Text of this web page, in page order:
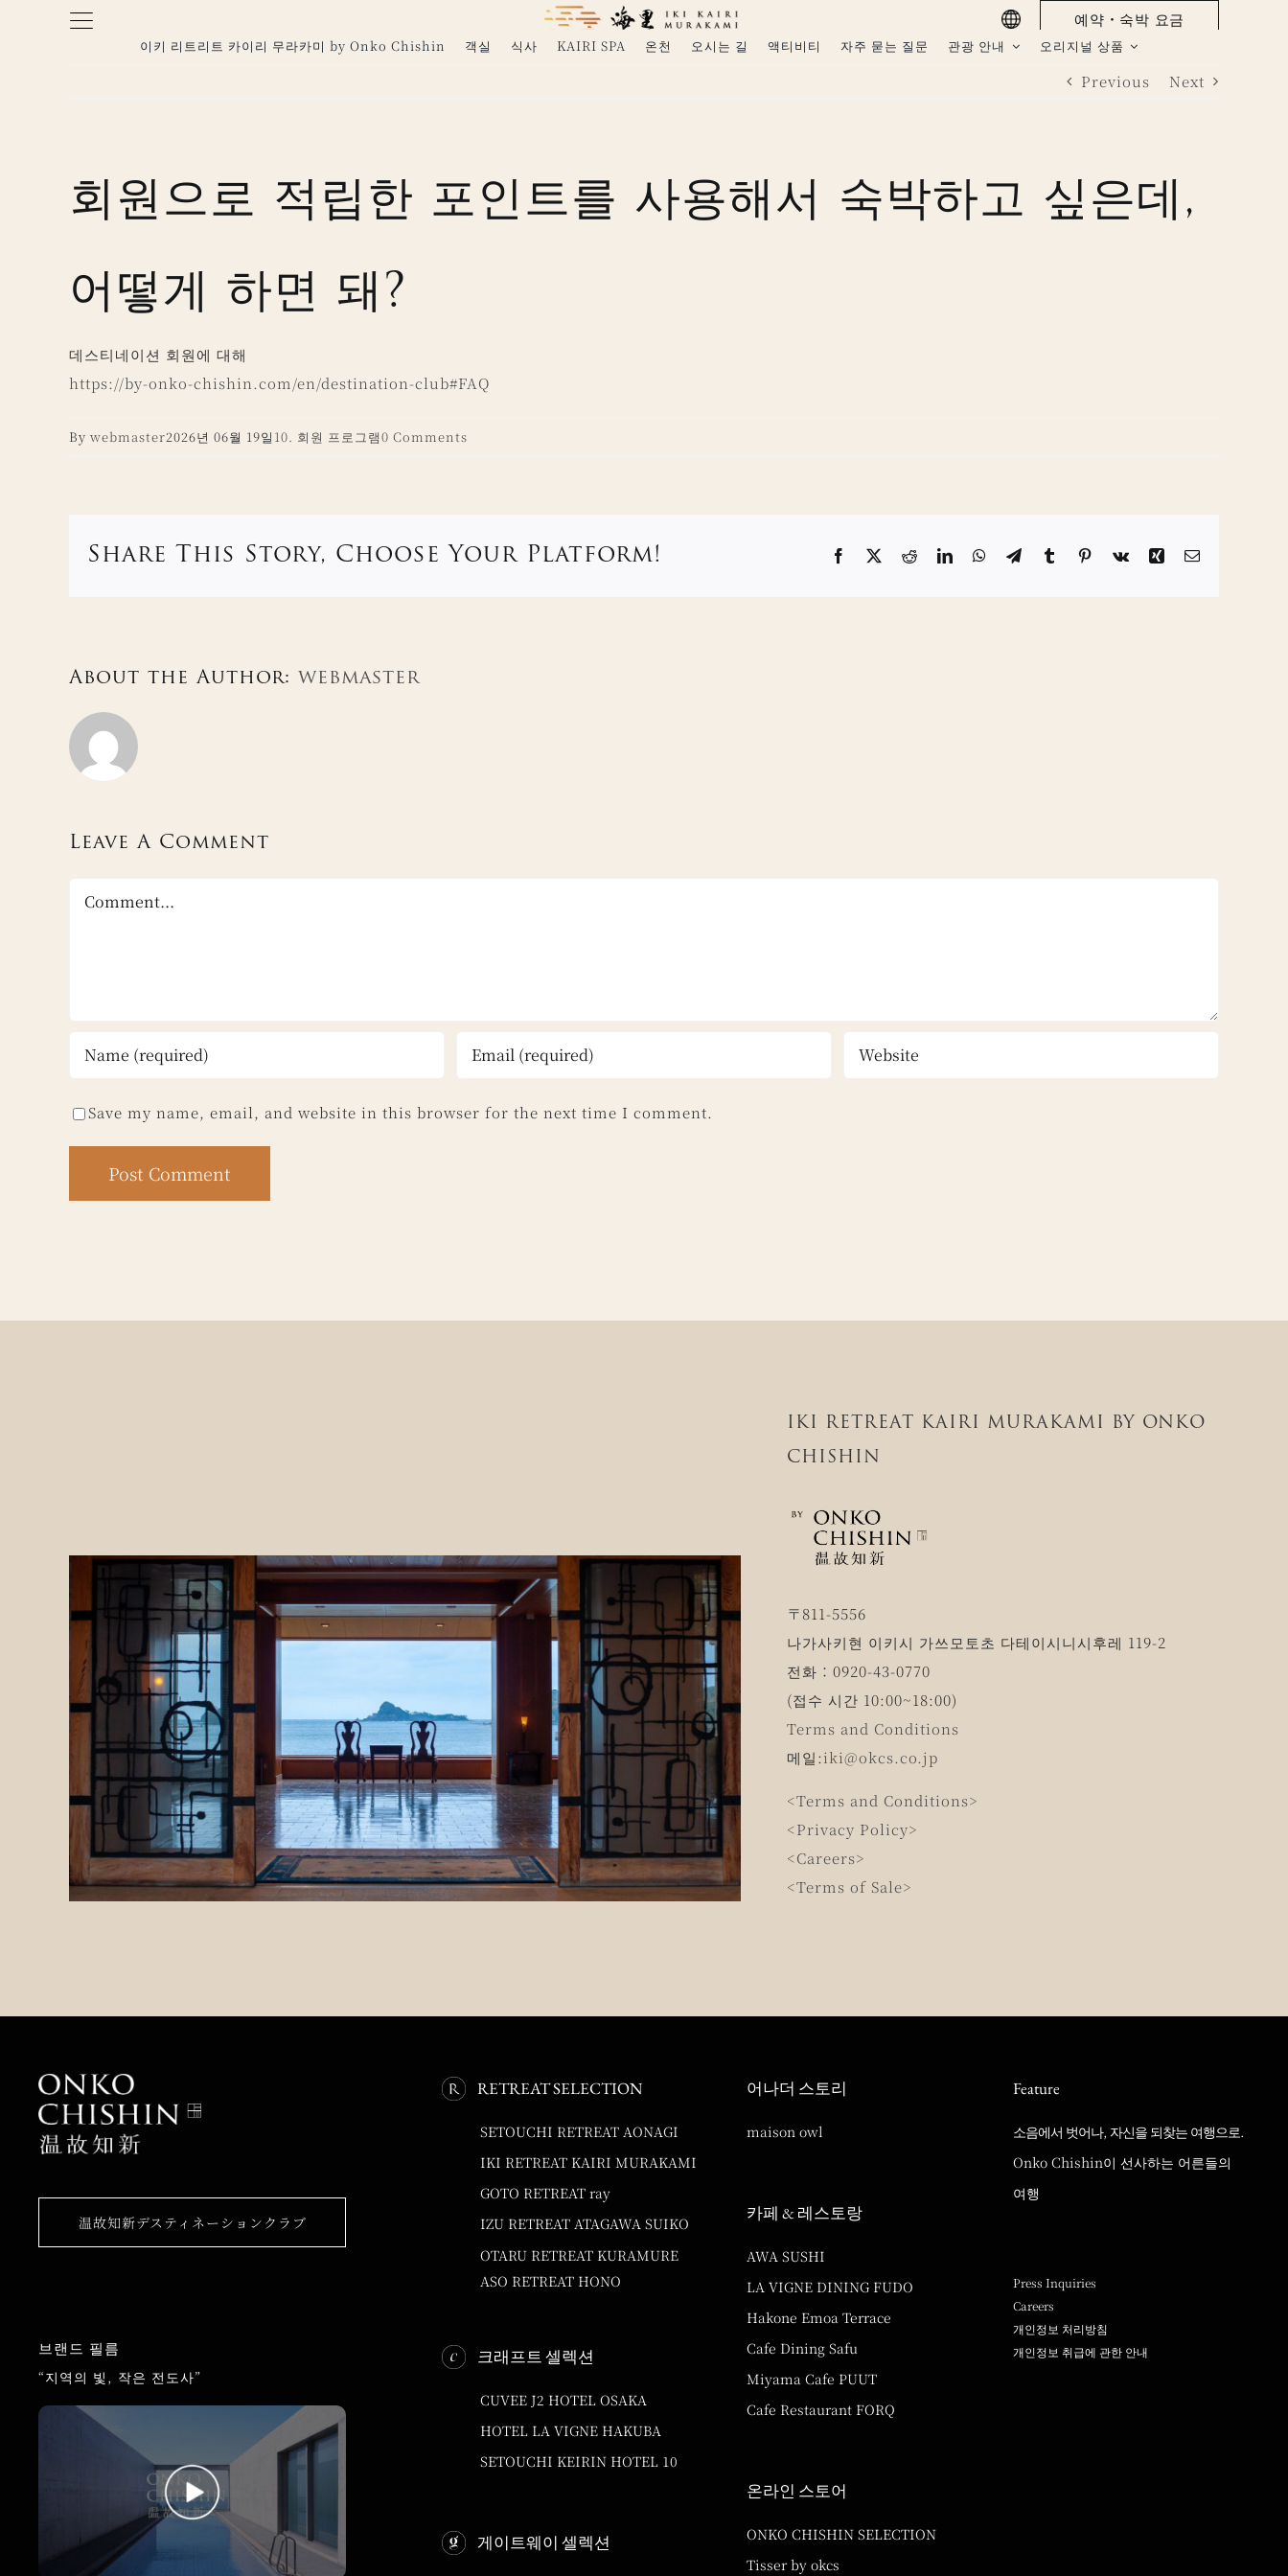
예약・숙박 요금
이키 리트리트 카이리 무라카미 by Onko Chishin 객실 식사 KAIRI SPA 온천 오시는 길 액티비티 자주 묻는 질문 관광 안내 오리지널 상품
Previous Next
회원으로 적립한 포인트를 사용해서 숙박하고 싶은데,
어떻게 하면 돼?
데스티네이션 회원에 대해
https://by-onko-chishin.com/en/destination-club#FAQ
By webmaster2026년 06월 19일 10. 회원 프로그램0 Comments
Share This Story, Choose Your Platform! Facebook Reddit LinkedInWhatsAppTelegram
TumblrPinterest
Vk Xing
About the Author: webmaster
Leave A Comment
Save my name, email, and website in this browser for the next time I comment.
IKI RETREAT KAIRI MURAKAMI BY ONKO
CHISHIN
〒811-5556
나가사키현 이키시 가쓰모토초 다테이시니시후레 119-2
전화：0920-43-0770
(접수 시간 10:00~18:00)
Terms and Conditions
메일:iki@okcs.co.jp
<Terms and Conditions>
<Privacy Policy>
<Careers>
<Terms of Sale>
温故知新デスティネーションクラブ
브랜드 필름
“지역의 빛, 작은 전도사”
RETREAT SELECTION
SETOUCHI RETREAT AONAGI
IKI RETREAT KAIRI MURAKAMI
GOTO RETREAT ray
IZU RETREAT ATAGAWA SUIKO
OTARU RETREAT KURAMURE
ASO RETREAT HONO
크래프트 셀렉션
CUVEE J2 HOTEL OSAKA
HOTEL LA VIGNE HAKUBA
SETOUCHI KEIRIN HOTEL 10
게이트웨이 셀렉션
어나더 스토리
maison owl
카페 & 레스토랑
AWA SUSHI
LA VIGNE DINING FUDO
Hakone Emoa Terrace
Cafe Dining Safu
Miyama Cafe PUUT
Cafe Restaurant FORQ
온라인 스토어
ONKO CHISHIN SELECTION
Tisser by okcs
Feature
소음에서 벗어나, 자신을 되찾는 여행으로.
Onko Chishin이 선사하는 어른들의
여행
Press Inquiries
Careers
개인정보 처리방침
개인정보 취급에 관한 안내